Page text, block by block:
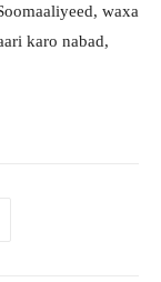
waxa
karo nabad,